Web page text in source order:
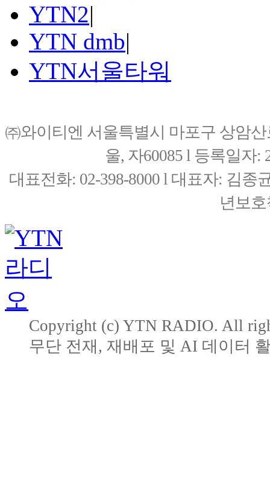
YTN2|
YTN dmb|
YTN서울타워
㈜와이티엔 서울특별시 마포구 상암
울, 자60085 l 등록일자:
대표전화: 02-398-8000 l 대표자: 김종
년보
Copyright (c) YTN RADIO. All
무단 전재, 재배포 및 AI 데이터